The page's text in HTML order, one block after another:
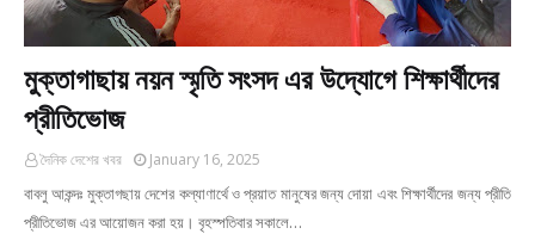
মুক্তাগাছায় নয়ন স্মৃতি সংসদ এর উদ্যোগে শিক্ষার্থীদের
প্রীতিভোজ
দৈনিক দেশের খবর January 16, 2025
বাবলু আকন্দঃ মুক্তাগছায় দেশের কল্যাণার্থে ও প্রয়াত মানুষের জন্য দোয়া এবং শিক্ষার্থীদের জন্য প্রীতি
প্রীতিভোজ এর আয়োজন করা হয়। বৃহস্পতিবার সকালে…